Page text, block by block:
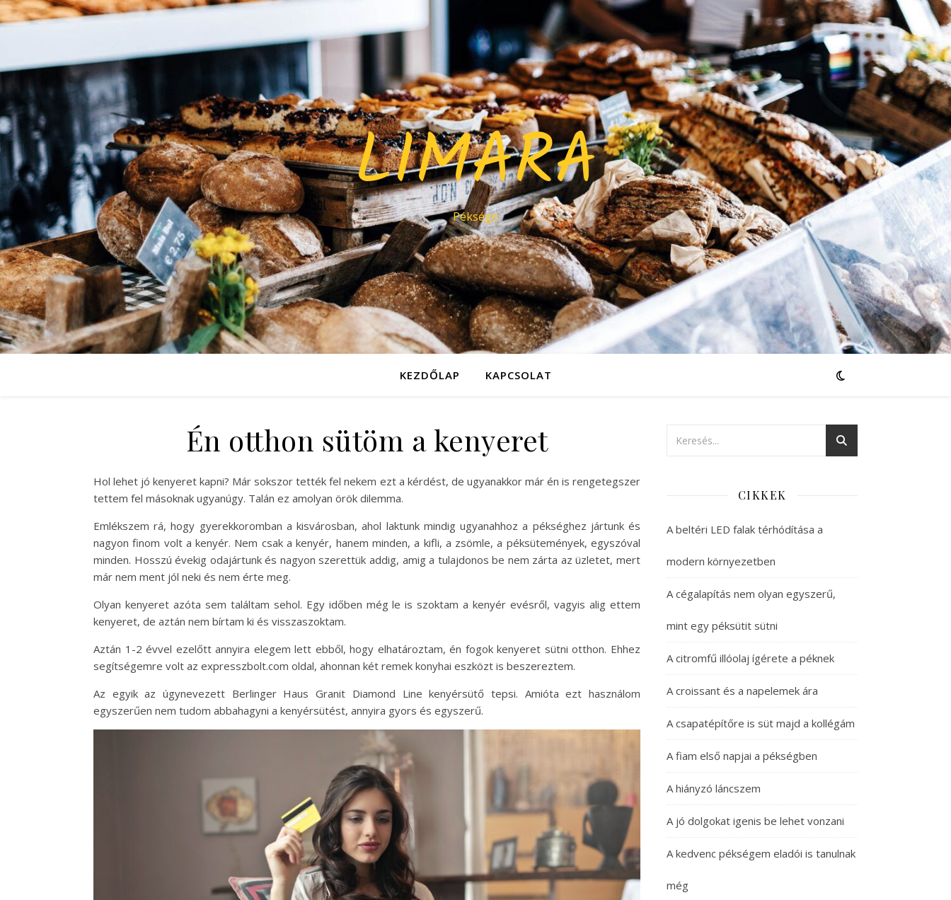
LIMARA
Péksége
KEZDŐLAP KAPCSOLAT
Én otthon sütöm a kenyeret
Hol lehet jó kenyeret kapni? Már sokszor tették fel nekem ezt a kérdést, de ugyanakkor már én is rengetegszer
tettem fel másoknak ugyanúgy. Talán ez amolyan örök dilemma.
Emlékszem rá, hogy gyerekkoromban a kisvárosban, ahol laktunk mindig ugyanahhoz a pékséghez jártunk és
nagyon finom volt a kenyér. Nem csak a kenyér, hanem minden, a kifli, a zsömle, a péksütemények, egyszóval
minden. Hosszú évekig odajártunk és nagyon szerettük addig, amig a tulajdonos be nem zárta az üzletet, mert
már nem ment jól neki és nem érte meg.
Olyan kenyeret azóta sem találtam sehol. Egy időben még le is szoktam a kenyér evésről, vagyis alig ettem
kenyeret, de aztán nem bírtam ki és visszaszoktam.
Aztán 1-2 évvel ezelőtt annyira elegem lett ebből, hogy elhatároztam, én fogok kenyeret sütni otthon. Ehhez
segítségemre volt az expresszbolt.com oldal, ahonnan két remek konyhai eszközt is beszereztem.
Az egyik az úgynevezett Berlinger Haus Granit Diamond Line kenyérsütő tepsi. Amióta ezt használom
egyszerűen nem tudom abbahagyni a kenyérsütést, annyira gyors és egyszerű.
CIKKEK
A beltéri LED falak térhódítása a
modern környezetben
A cégalapítás nem olyan egyszerű,
mint egy péksütit sütni
A citromfű illóolaj ígérete a péknek
A croissant és a napelemek ára
A csapatépítőre is süt majd a kollégám
A fiam első napjai a pékségben
A hiányzó láncszem
A jó dolgokat igenis be lehet vonzani
A kedvenc pékségem eladói is tanulnak
még